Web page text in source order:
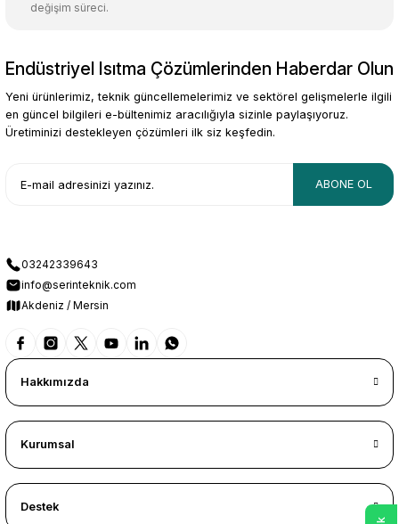
değişim süreci.
Endüstriyel Isıtma Çözümlerinden Haberdar Olun
Yeni ürünlerimiz, teknik güncellemelerimiz ve sektörel gelişmelerle ilgili
en güncel bilgileri e-bültenimiz aracılığıyla sizinle paylaşıyoruz.
Üretiminizi destekleyen çözümleri ilk siz keşfedin.
ABONE OL
03242339643
info@serinteknik.com
Akdeniz / Mersin
Hakkımızda
Kurumsal
Destek